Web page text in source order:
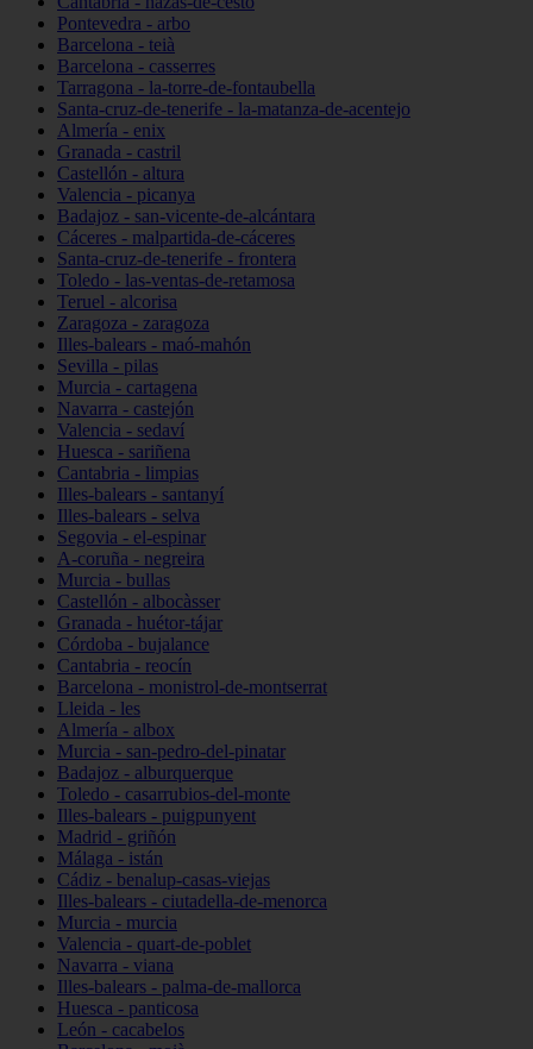
Pontevedra - arbo
Barcelona - teià
Barcelona - casserres
Tarragona - la-torre-de-fontaubella
Santa-cruz-de-tenerife - la-matanza-de-acentejo
Almería - enix
Granada - castril
Castellón - altura
Valencia - picanya
Badajoz - san-vicente-de-alcántara
Cáceres - malpartida-de-cáceres
Santa-cruz-de-tenerife - frontera
Toledo - las-ventas-de-retamosa
Teruel - alcorisa
Zaragoza - zaragoza
Illes-balears - maó-mahón
Sevilla - pilas
Murcia - cartagena
Navarra - castejón
Valencia - sedaví
Huesca - sariñena
Cantabria - limpias
Illes-balears - santanyí
Illes-balears - selva
Segovia - el-espinar
A-coruña - negreira
Murcia - bullas
Castellón - albocàsser
Granada - huétor-tájar
Córdoba - bujalance
Cantabria - reocín
Barcelona - monistrol-de-montserrat
Lleida - les
Almería - albox
Murcia - san-pedro-del-pinatar
Badajoz - alburquerque
Toledo - casarrubios-del-monte
Illes-balears - puigpunyent
Madrid - griñón
Málaga - istán
Cádiz - benalup-casas-viejas
Illes-balears - ciutadella-de-menorca
Murcia - murcia
Valencia - quart-de-poblet
Navarra - viana
Illes-balears - palma-de-mallorca
Huesca - panticosa
León - cacabelos